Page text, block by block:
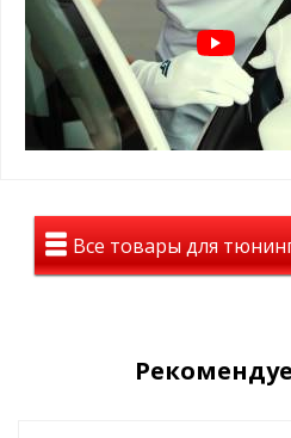
На авто дефлекторы смотрятся
этом из салона автомобиля все
Материал: лёгкое и
Дефлекторы уберегут Вас от
Все товары для